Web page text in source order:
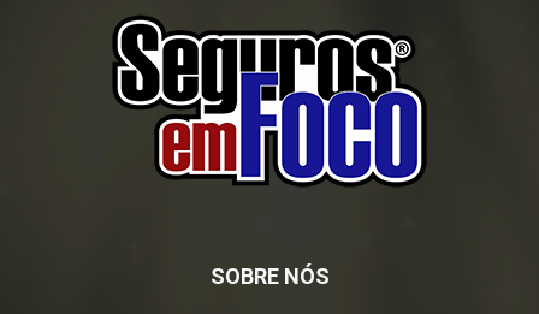
SOBRE NÓS